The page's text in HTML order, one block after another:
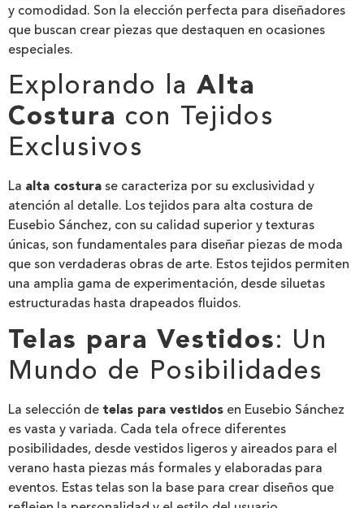
y comodidad. Son la elección perfecta para diseñadores
que buscan crear piezas que destaquen en ocasiones
especiales.
Explorando la Alta
Costura con Tejidos
Exclusivos
La alta costura se caracteriza por su exclusividad y
atención al detalle. Los tejidos para alta costura de
Eusebio Sánchez, con su calidad superior y texturas
únicas, son fundamentales para diseñar piezas de moda
que son verdaderas obras de arte. Estos tejidos permiten
una amplia gama de experimentación, desde siluetas
estructuradas hasta drapeados fluidos.
Telas para Vestidos: Un
Mundo de Posibilidades
La selección de telas para vestidos en Eusebio Sánchez
es vasta y variada. Cada tela ofrece diferentes
posibilidades, desde vestidos ligeros y aireados para el
verano hasta piezas más formales y elaboradas para
eventos. Estas telas son la base para crear diseños que